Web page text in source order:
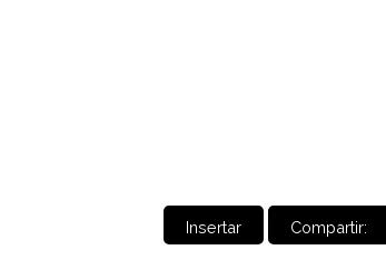
Insertar Compartir: